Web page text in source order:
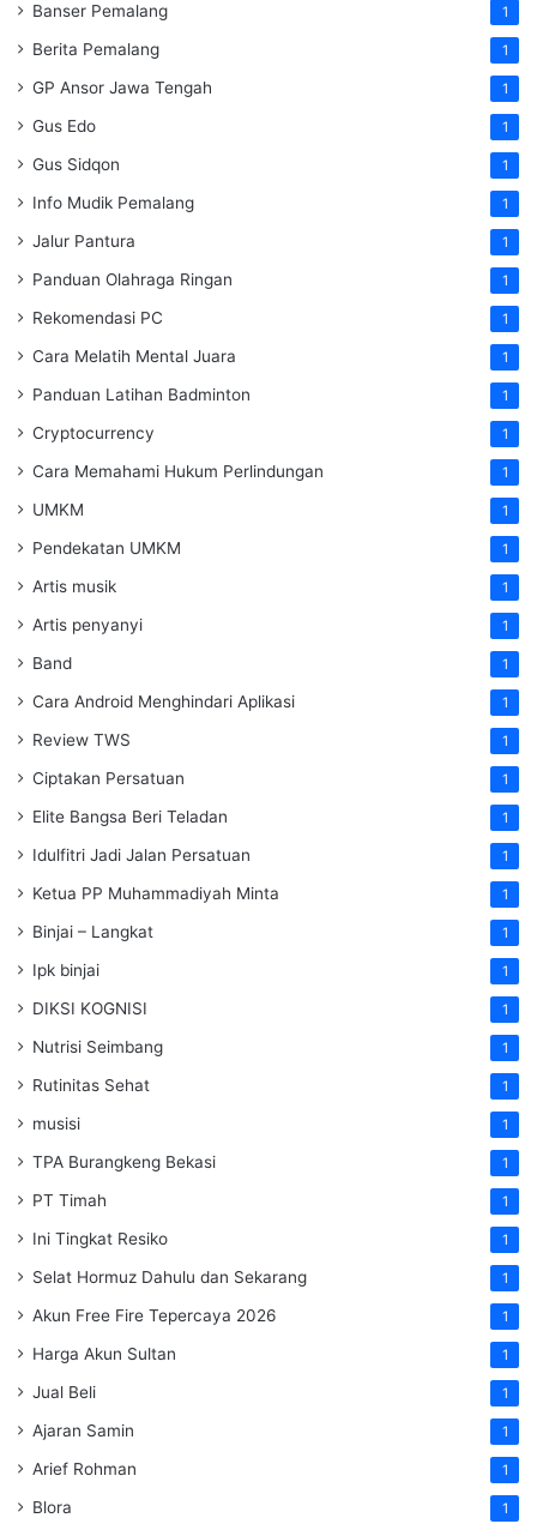
Banser Pemalang 1
Berita Pemalang 1
GP Ansor Jawa Tengah 1
Gus Edo 1
Gus Sidqon 1
Info Mudik Pemalang 1
Jalur Pantura 1
Panduan Olahraga Ringan 1
Rekomendasi PC 1
Cara Melatih Mental Juara 1
Panduan Latihan Badminton 1
Cryptocurrency 1
Cara Memahami Hukum Perlindungan 1
UMKM 1
Pendekatan UMKM 1
Artis musik 1
Artis penyanyi 1
Band 1
Cara Android Menghindari Aplikasi 1
Review TWS 1
Ciptakan Persatuan 1
Elite Bangsa Beri Teladan 1
Idulfitri Jadi Jalan Persatuan 1
Ketua PP Muhammadiyah Minta 1
Binjai – Langkat 1
Ipk binjai 1
DIKSI KOGNISI 1
Nutrisi Seimbang 1
Rutinitas Sehat 1
musisi 1
TPA Burangkeng Bekasi 1
PT Timah 1
Ini Tingkat Resiko 1
Selat Hormuz Dahulu dan Sekarang 1
Akun Free Fire Tepercaya 2026 1
Harga Akun Sultan 1
Jual Beli 1
Ajaran Samin 1
Arief Rohman 1
Blora 1